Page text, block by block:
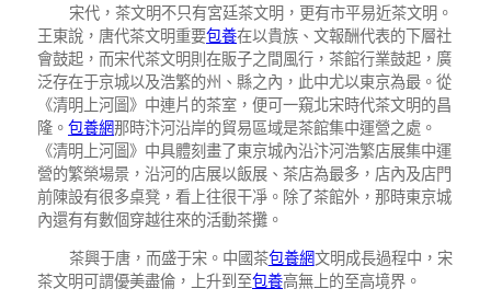
宋代，茶文明不只有宮廷茶文明，更有市平易近茶文明。
王東說，唐代茶文明重要包養在以貴族、文報酬代表的下層社
會鼓起，而宋代茶文明則在販子之間風行，茶館行業鼓起，廣
泛存在于京城以及浩繁的州、縣之內，此中尤以東京為最。從
《清明上河圖》中連片的茶室，便可一窺北宋時代茶文明的昌
隆。 包養網那時汴河沿岸的貿易區域是茶館集中運營之處。
《清明上河圖》中具體刻畫了東京城內沿汴河浩繁店展集中運
營的繁榮場景，沿河的店展以飯展、茶店為最多，店內及店門
前陳設有很多桌凳，看上往很干凈。除了茶館外，那時東京城
內還有有數個穿越往來的活動茶攤。
茶興于唐，而盛于宋。中國茶包養網文明成長過程中，宋
茶文明可謂優美盡倫，上升到至包養高無上的至高境界。